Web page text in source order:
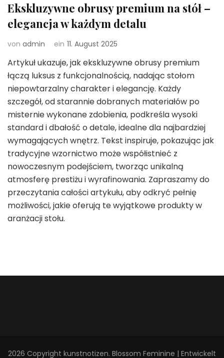
Ekskluzywne obrusy premium na stół –
elegancja w każdym detalu
von admin ein 11. August 2025
Artykuł ukazuje, jak ekskluzywne obrusy premium
łączą luksus z funkcjonalnością, nadając stołom
niepowtarzalny charakter i elegancję. Każdy
szczegół, od starannie dobranych materiałów po
misternie wykonane zdobienia, podkreśla wysoki
standard i dbałość o detale, idealne dla najbardziej
wymagających wnętrz. Tekst inspiruje, pokazując jak
tradycyjne wzornictwo może współistnieć z
nowoczesnym podejściem, tworząc unikalną
atmosferę prestiżu i wyrafinowania. Zapraszamy do
przeczytania całości artykułu, aby odkryć pełnię
możliwości, jakie oferują te wyjątkowe produkty w
aranżacji stołu.
2026 Copyright kunstnotizen. Blossom Feminine | Entwickelt